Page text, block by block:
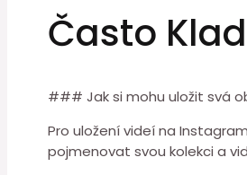
Často
### Jak si mohu uložit svá
Pro uložení videí na
pojmenovat svou kolekci a